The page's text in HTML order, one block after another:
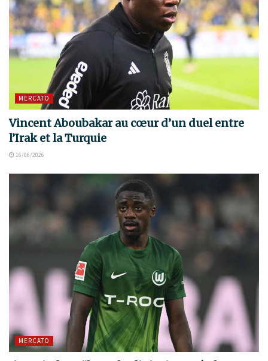
MERCATO
Vincent Aboubakar au cœur d’un duel entre
l’Irak et la Turquie
16/06/2026
MERCATO